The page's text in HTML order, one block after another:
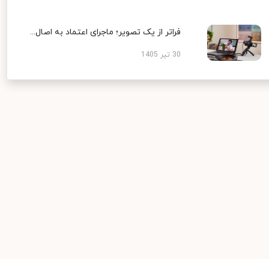
فراتر از یک تصویر؛ ماجرای اعتماد به اصال...
30 تیر 1405